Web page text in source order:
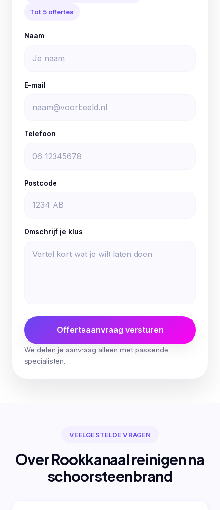
Tot 5 offertes
Naam
E-mail
Telefoon
Postcode
Omschrijf je klus
Offerteaanvraag versturen
We delen je aanvraag alleen met passende
specialisten.
VEELGESTELDE VRAGEN
Over Rookkanaal reinigen na
schoorsteenbrand